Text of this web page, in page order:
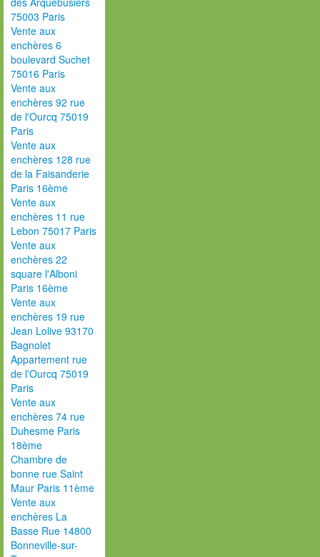
75003 Paris
Vente aux
enchères 6
boulevard Suchet
75016 Paris
Vente aux
enchères 92 rue
de l'Ourcq 75019
Paris
Vente aux
enchères 128 rue
de la Faisanderie
Paris 16ème
Vente aux
enchères 11 rue
Lebon 75017 Paris
Vente aux
enchères 22
square l'Alboni
Paris 16ème
Vente aux
enchères 19 rue
Jean Lolive 93170
Bagnolet
Appartement rue
de l'Ourcq 75019
Paris
Vente aux
enchères 74 rue
Duhesme Paris
18ème
Chambre de
bonne rue Saint
Maur Paris 11ème
Vente aux
enchères La
Basse Rue 14800
Bonneville-sur-